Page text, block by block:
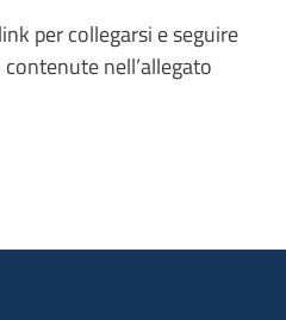
per collegarsi e seguire
nell’allegato